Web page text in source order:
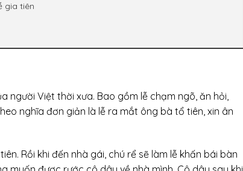
gia tiên
người Việt thời xưa. Bao gồm lễ chạm ngõ, ăn hỏi,
nghĩa đơn giản là lễ ra mắt ông bà tổ tiên, xin ân
Rồi khi đến nhà gái, chú rể sẽ làm lễ khấn bái bàn